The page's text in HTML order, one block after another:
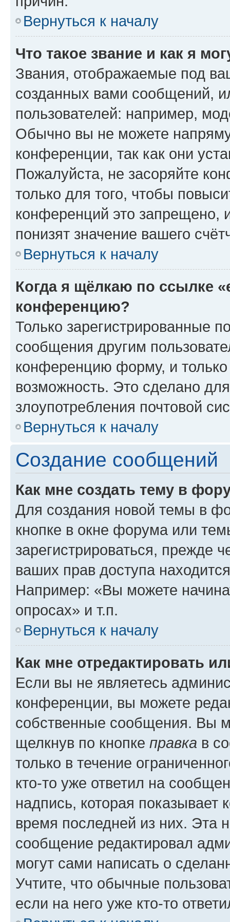
Вернуться к началу
Что такое звание и как я
Звания, отображаемые под
созданных вами сообщений,
пользователей: например,
Обычно вы не можете
конференции, так как они
Пожалуйста, не засоряйте
только для того, чтобы
конференций это запрещено,
понизят значение вашего
Вернуться к началу
Когда я щёлкаю по ссылке
конференцию?
Только зарегистрированные
сообщения другим
конференцию форму, и
возможность. Это сделано
злоупотребления почтовой
Вернуться к началу
Создание сообщений
Как мне создать тему в
Для создания новой темы в
кнопке в окне форума или
зарегистрироваться, прежде
ваших прав доступа
Например: «Вы можете
опросах» и т.п.
Вернуться к началу
Как мне отредактировать
Если вы не являетесь
конференции, вы можете
собственные сообщения. Вы
щелкнув по кнопке правка в
только в течение
кто-то уже ответил на
надпись, которая показывает
время последней из них. Эта
сообщение редактировал
могут сами написать о
Учтите, что обычные
если на него уже кто-то